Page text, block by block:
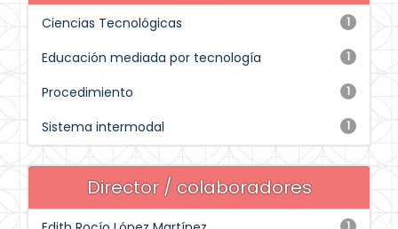
1
Ciencias Tecnológicas
1
Educación mediada por tecnología
1
Procedimiento
1
Sistema intermodal
Director / colaboradores
1